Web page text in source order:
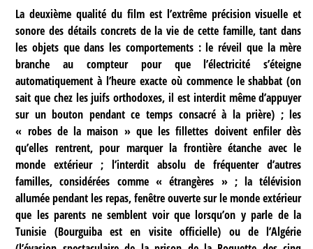
La deuxième qualité du film est l’extrême précision visuelle et
sonore des détails concrets de la vie de cette famille, tant dans
les objets que dans les comportements : le réveil que la mère
branche au compteur pour que l’électricité s’éteigne
automatiquement à l’heure exacte où commence le shabbat (on
sait que chez les juifs orthodoxes, il est interdit même d’appuyer
sur un bouton pendant ce temps consacré à la prière) ; les
« robes de la maison » que les fillettes doivent enfiler dès
qu’elles rentrent, pour marquer la frontière étanche avec le
monde extérieur ; l’interdit absolu de fréquenter d’autres
familles, considérées comme « étrangères » ; la télévision
allumée pendant les repas, fenêtre ouverte sur le monde extérieur
que les parents ne semblent voir que lorsqu’on y parle de la
Tunisie (Bourguiba est en visite officielle) ou de l’Algérie